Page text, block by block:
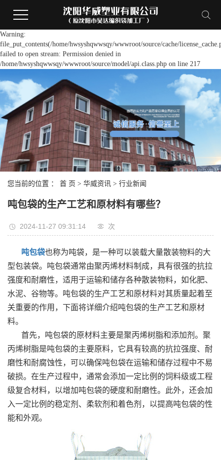
Warning:
file_put_contents(/home/hwsyshqwwsqy/wwwroot/source/cache/
failed to open stream: Permission denied in
/home/hwsyshqwwsqy/wwwroot/source/model/api.class.php on line 217
您当前的位置 ： 首 页 > 华威资讯 > 行业新闻
吨包袋的生产工艺和原材料有哪些？
2024-11-27 09:31:14 次
吨包袋也称为吨袋，是一种可以装载大量散装物料的大
型包装袋。吨包袋通常由聚丙烯材料制成，具有很强的抗拉
强度和耐磨性，适用于运输和储存各种散装物料，如化肥、
水泥、谷物等。吨包袋的生产工艺和原材料对其质量起着至
关重要的作用，下面将详细介绍吨包袋的生产工艺和原材
料。
首先，吨包袋的原材料主要是聚丙烯树脂和添加剂。聚
丙烯树脂是吨包袋的主要原料，它具有较高的抗拉强度、耐
磨性和耐腐蚀性，可以确保吨包袋在运输和储存过程中不易
破损。在生产过程中，通常会添加一定比例的饲料级或工程
级复合材料，以增加吨包袋的硬度和耐磨性。此外，还会加
入一定比例的稳定剂、柔软剂和着色剂，以提高吨包袋的性
能和外观。